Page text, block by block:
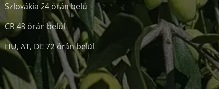
Szlovákia 24 órán belül
CR 48 órán belül
HU, AT, DE 72 órán belül